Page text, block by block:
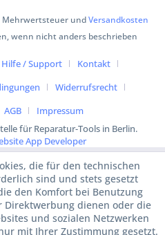
Mehrwertsteuer undVersandkosten
wenn nicht anders beschrieben
Hilfe / Support
Kontakt
Widerrufsrecht
AGB
Impressum
für Reparatur-Tools in Berlin.
App Developer
die für den technischen
sind und stets gesetzt
den Komfort bei Benutzung
Direktwerbung dienen oder die
und sozialen Netzwerken
mit Ihrer Zustimmung gesetzt.